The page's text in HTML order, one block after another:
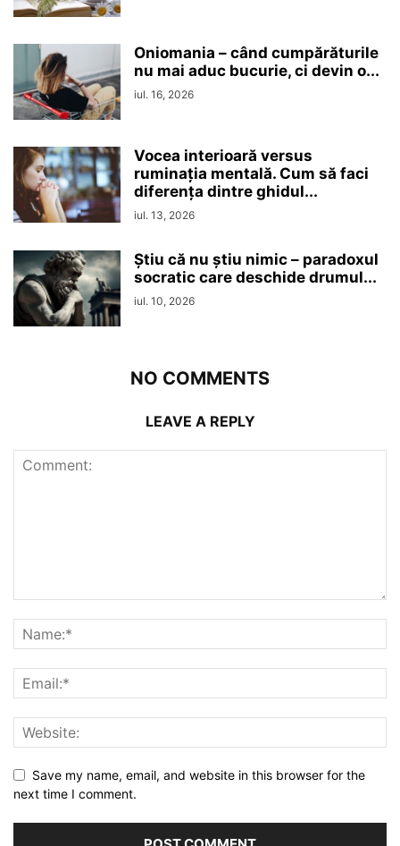
Oniomania – când cumpărăturile
nu mai aduc bucurie, ci devin o...
iul. 16, 2026
Vocea interioară versus
ruminaţia mentală. Cum să faci
diferența dintre ghidul...
iul. 13, 2026
Ştiu că nu ştiu nimic – paradoxul
socratic care deschide drumul...
iul. 10, 2026
NO COMMENTS
LEAVE A REPLY
Save my name, email, and website in this browser for the
next time I comment.